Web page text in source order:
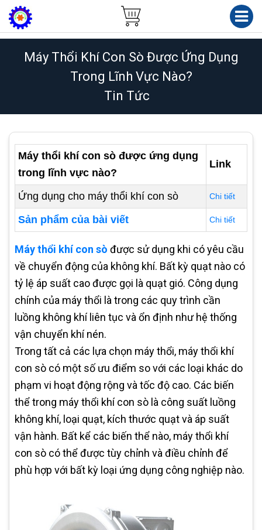
Máy Thổi Khí Con Sò Được Ứng Dụng
Trong Lĩnh Vực Nào?
Tin Tức
Máy thổi khí con sò được ứng dụng
trong lĩnh vực nào?
Link
Ứng dụng cho máy thổi khí con sò Chi tiết
Sản phẩm của bài viết Chi tiết
Máy thổi khí con sò được sử dụng khi có yêu cầu
về chuyển động của không khí. Bất kỳ quạt nào có
tỷ lệ áp suất cao được gọi là quạt gió. Công dụng
chính của máy thổi là trong các quy trình cần
luồng không khí liên tục và ổn định như hệ thống
vận chuyển khí nén.
Trong tất cả các lựa chọn máy thổi, máy thổi khí
con sò có một số ưu điểm so với các loại khác do
phạm vi hoạt động rộng và tốc độ cao. Các biến
thể trong máy thổi khí con sò là công suất luồng
không khí, loại quạt, kích thước quạt và áp suất
vận hành. Bất kể các biến thể nào, máy thổi khí
con sò có thể được tùy chỉnh và điều chỉnh để
phù hợp với bất kỳ loại ứng dụng công nghiệp nào.